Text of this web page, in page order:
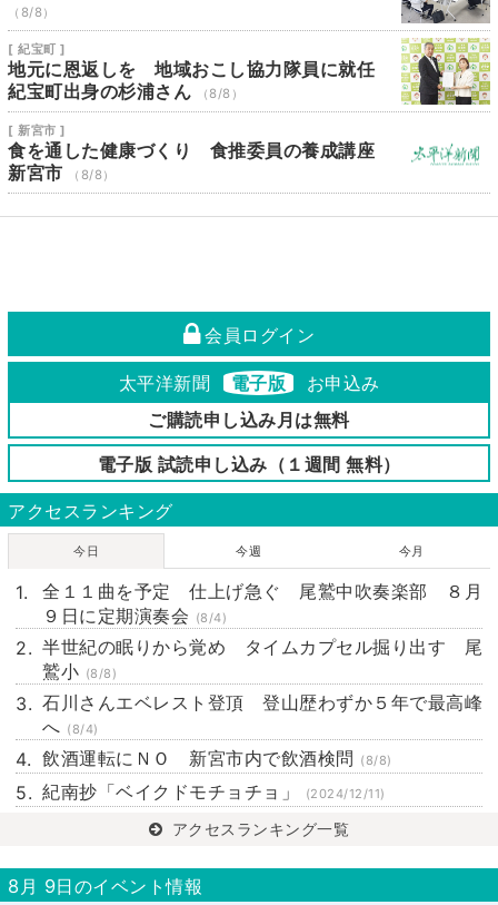
（8/8）
[ 紀宝町 ]
地元に恩返しを 地域おこし協力隊員に就任
紀宝町出身の杉浦さん
（8/8）
[ 新宮市 ]
食を通した健康づくり 食推委員の養成講座
新宮市
（8/8）
会員ログイン
太平洋新聞 電子版
お申込み
ご購読申し込み月は無料
電子版 試読申し込み（１週間 無料）
アクセスランキング
今日 今週 今月
全１１曲を予定 仕上げ急ぐ 尾鷲中吹奏楽部 ８月
９日に定期演奏会 (8/4)
半世紀の眠りから覚め タイムカプセル掘り出す 尾
鷲小 (8/8)
石川さんエベレスト登頂 登山歴わずか５年で最高峰
へ (8/4)
飲酒運転にＮＯ 新宮市内で飲酒検問 (8/8)
紀南抄「ベイクドモチョチョ」 (2024/12/11)
アクセスランキング一覧
8月 9日のイベント情報